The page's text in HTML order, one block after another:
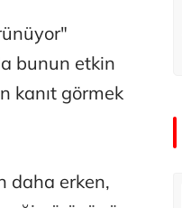
bunun etkin
kanıt görmek
daha erken,
Bengin